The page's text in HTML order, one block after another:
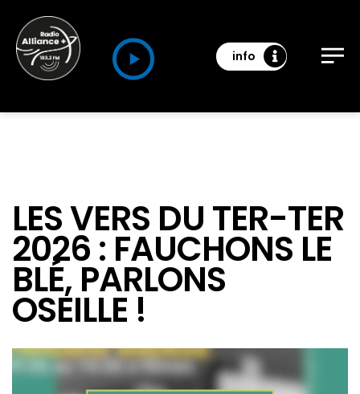
info
LES VERS DU TER-TER
2026 : FAUCHONS LE
BLÉ, PARLONS
OSEILLE !